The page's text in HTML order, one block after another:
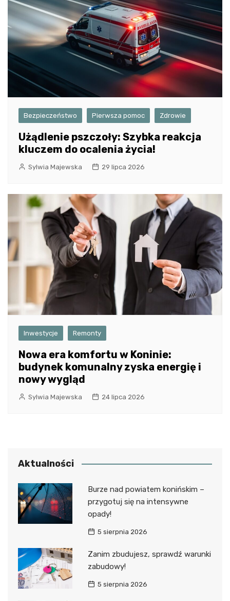
Bezpieczeństwo Pierwsza pomoc Zdrowie
Użądlenie pszczoły: Szybka reakcja
kluczem do ocalenia życia!
Sylwia Majewska 29 lipca 2026
Inwestycje Remonty
Nowa era komfortu w Koninie:
budynek komunalny zyska energię i
nowy wygląd
Sylwia Majewska 24 lipca 2026
Aktualności
Burze nad powiatem konińskim –
przygotuj się na intensywne
opady!
5 sierpnia 2026
Zanim zbudujesz, sprawdź warunki
zabudowy!
5 sierpnia 2026